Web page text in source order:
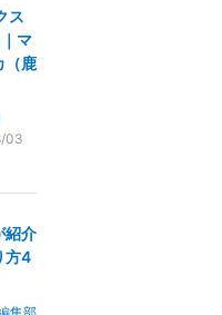
ス
マ
（鹿
03
紹介
方4